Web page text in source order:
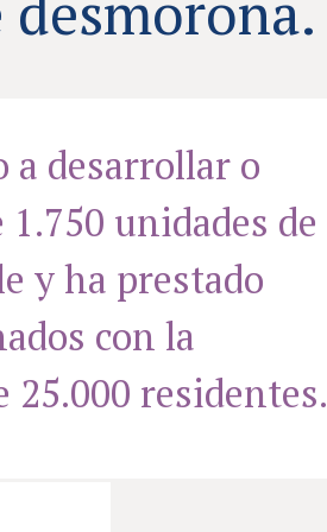
a desarrollar o
unidades de
y ha prestado
con la
25.000 residentes.